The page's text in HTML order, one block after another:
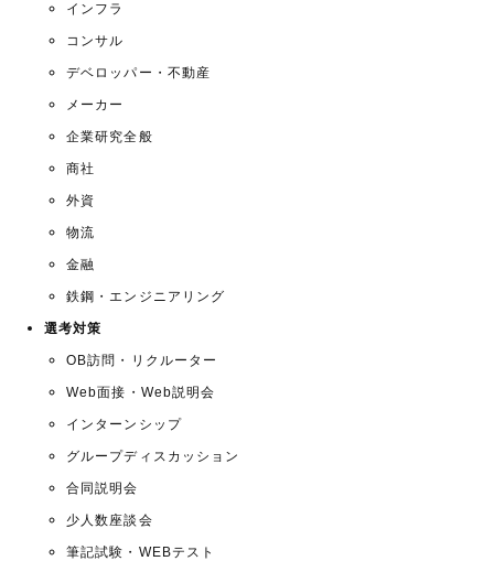
インフラ
コンサル
デベロッパー・不動産
メーカー
企業研究全般
商社
外資
物流
金融
鉄鋼・エンジニアリング
選考対策
OB訪問・リクルーター
Web面接・Web説明会
インターンシップ
グループディスカッション
合同説明会
少人数座談会
筆記試験・WEBテスト